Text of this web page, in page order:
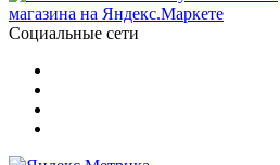
Социальные сети